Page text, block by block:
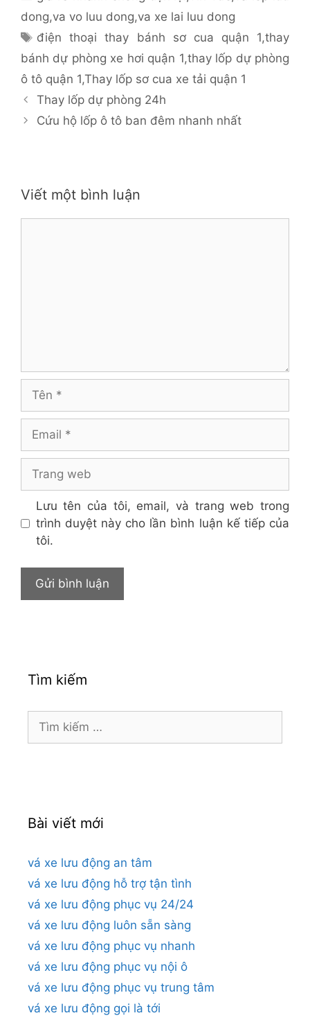
mục
dong,va vo luu dong,va xe lai luu dong
Thẻ
điện thoại thay bánh sơ cua quận 1,thay
bánh dự phòng xe hơi quận 1,thay lốp dự phòng
ô tô quận 1,Thay lốp sơ cua xe tải quận 1
Thay lốp dự phòng 24h
Cứu hộ lốp ô tô ban đêm nhanh nhất
Viết một bình luận
Tên
Email
Trang
Lưu tên của tôi, email, và trang web trong
trình duyệt này cho lần bình luận kế tiếp của
tôi.
Tìm kiếm
Tìm
kiếm
Bài viết mới
vá xe lưu động an tâm
vá xe lưu động hỗ trợ tận tình
vá xe lưu động phục vụ 24/24
vá xe lưu động luôn sẵn sàng
vá xe lưu động phục vụ nhanh
vá xe lưu động phục vụ nội ô
vá xe lưu động phục vụ trung tâm
vá xe lưu động gọi là tới